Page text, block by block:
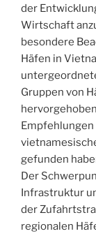
der
Wirtschaft
besondere
Häfen in
Gruppen von
gefunden
Der
Infrastruktur
der
regionalen